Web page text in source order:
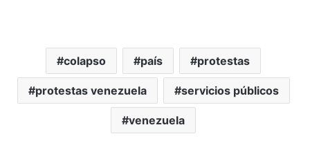
colapso país protestas
protestas venezuela servicios públicos
venezuela